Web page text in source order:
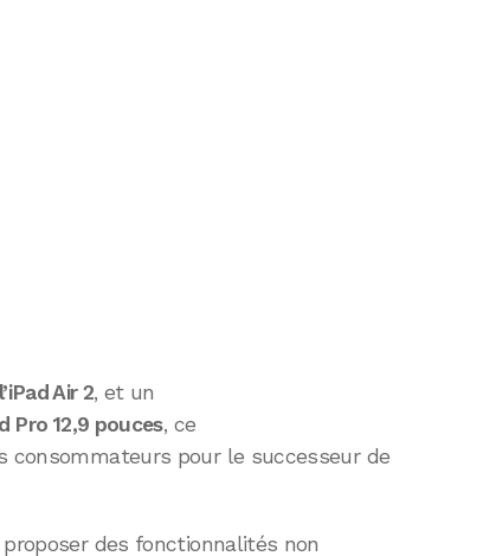
Air 2, et un
Pro 12,9 pouces, ce
consommateurs pour le successeur de
proposer des fonctionnalités non